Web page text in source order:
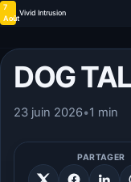
7
Août
Vivid Intrusion
DOG
23 juin 2026•1 min
PARTAGER